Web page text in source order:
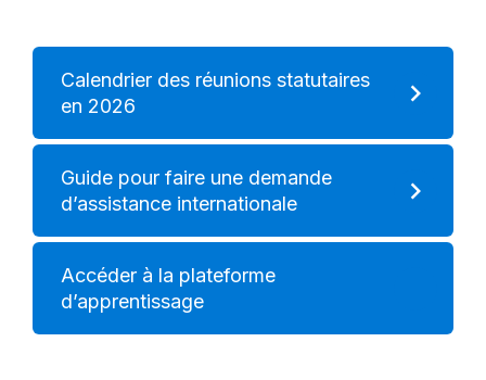
Calendrier des réunions statutaires
en 2026
Guide pour faire une demande
d’assistance internationale
Accéder à la plateforme
d’apprentissage